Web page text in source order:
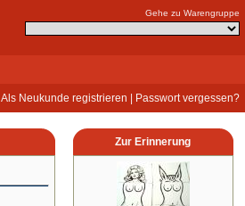
Gehe zu Warengruppe
Als Neukunde registrieren Passwort vergessen?
Zur Erinnerung